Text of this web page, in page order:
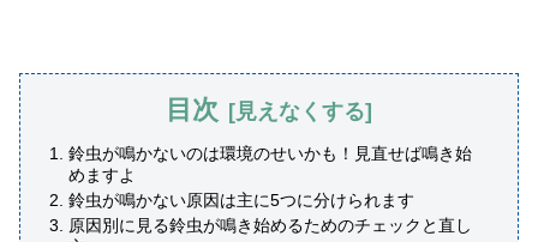
目次
鈴虫が鳴かないのは環境のせいかも！見直せば鳴き始
めますよ
鈴虫が鳴かない原因は主に5つに分けられます
原因別に見る鈴虫が鳴き始めるためのチェックと直し